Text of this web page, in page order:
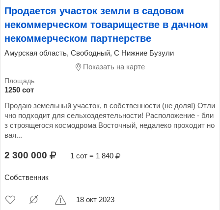
Продается участок земли в садовом
некоммерческом товариществе в дачном
некоммерческом партнерстве
Амурская область, Свободный, С Нижние Бузули
Показать на карте
1250 сот
Продаю земельный участок, в собственности (не доля!) Отли
чно подходит для сельхоздеятельности! Расположение - бли
з строящегося космодрома Восточный, недалеко проходит но
вая...
2 300 000 1 сот = 1 840
Собственник
18 окт 2023